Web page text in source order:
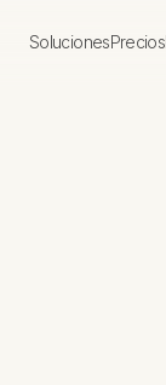
SolucionesPrecios